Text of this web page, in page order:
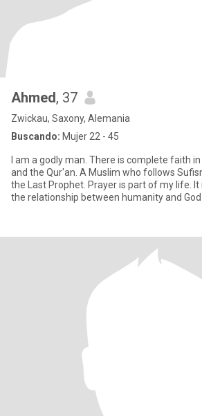
Ahmed, 37
Zwickau, Saxony, Alemania
Buscando: Mujer 22 - 45
I am a godly man. There is complete faith in the God of the Bible
and the Qur'an. A Muslim who follows Sufism and the Sunnah of
the Last Prophet. Prayer is part of my life. It is an expression of
the relationship between humanity and God